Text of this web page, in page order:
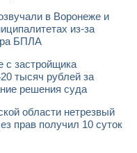
в Воронеже и
из-за
БПЛА
с застройщика
тысяч рублей за
решения суда
области нетрезвый
прав получил 10 суток